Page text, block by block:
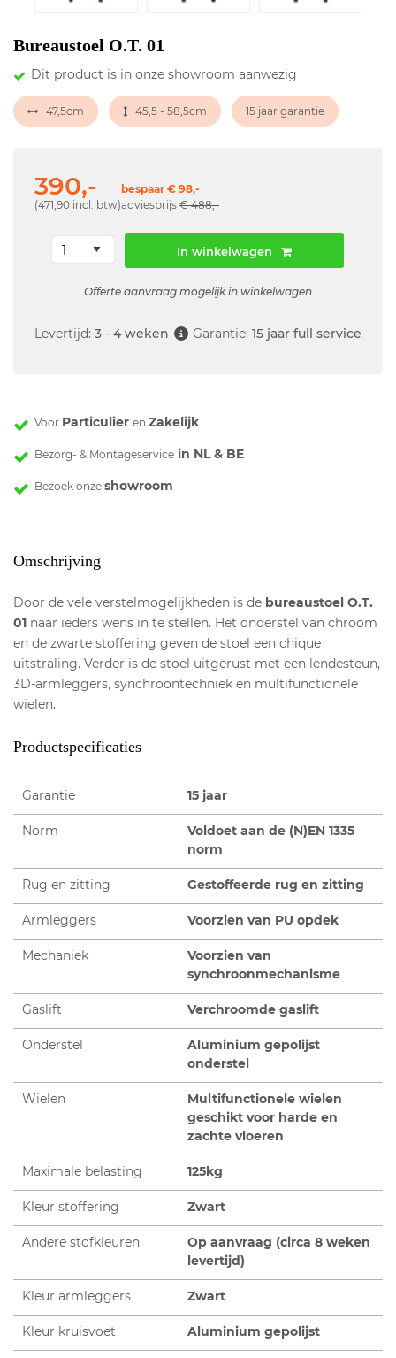
Bureaustoel O.T. 01
Dit product is in onze showroom aanwezig
47,5cm 45,5 - 58,5cm 15 jaar garantie
390,-
(471,90 incl. btw)
bespaar € 98,-
adviesprijs € 488,-
In winkelwagen
Offerte aanvraag mogelijk in winkelwagen
Levertijd: 3 - 4 weken Garantie: 15 jaar full service
Voor Particulier en Zakelijk
Bezorg- & Montageservice in NL & BE
Bezoek onze showroom
Omschrijving
Door de vele verstelmogelijkheden is de bureaustoel O.T.
01 naar ieders wens in te stellen. Het onderstel van chroom
en de zwarte stoffering geven de stoel een chique
uitstraling. Verder is de stoel uitgerust met een lendesteun,
3D-armleggers, synchroontechniek en multifunctionele
wielen.
Productspecificaties
Garantie 15 jaar
Norm
Voldoet aan de (N)EN 1335
norm
Rug en zitting Gestoffeerde rug en zitting
Armleggers Voorzien van PU opdek
Mechaniek
Voorzien van
synchroonmechanisme
Gaslift Verchroomde gaslift
Onderstel
Aluminium gepolijst
onderstel
Wielen
Multifunctionele wielen
geschikt voor harde en
zachte vloeren
Maximale belasting 125kg
Kleur stoffering Zwart
Andere stofkleuren
Op aanvraag (circa 8 weken
levertijd)
Kleur armleggers Zwart
Kleur kruisvoet Aluminium gepolijst